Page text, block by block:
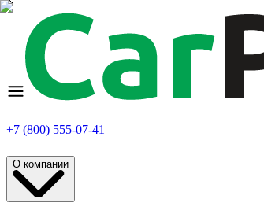
+7 (800) 555-07-41
О компании